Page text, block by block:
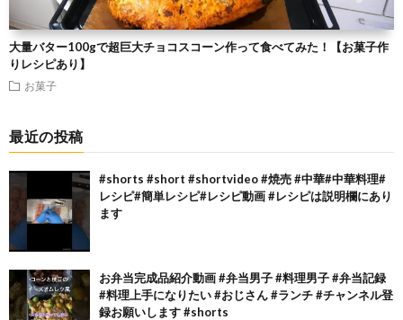
大量バター100gで超巨大チョコスコーン作って食べてみた！【お菓子作
りレシピあり】
お菓子
最近の投稿
#shorts #short #shortvideo #焼売 #中華#中華料理#
レシピ#簡単レシピ#レシピ動画 #レシピは説明欄にあり
ます
お弁当完成品紹介動画 #弁当男子 #料理男子 #弁当記録
#料理上手になりたい #おじさん #ランチ #チャンネル登
録お願いします #shorts